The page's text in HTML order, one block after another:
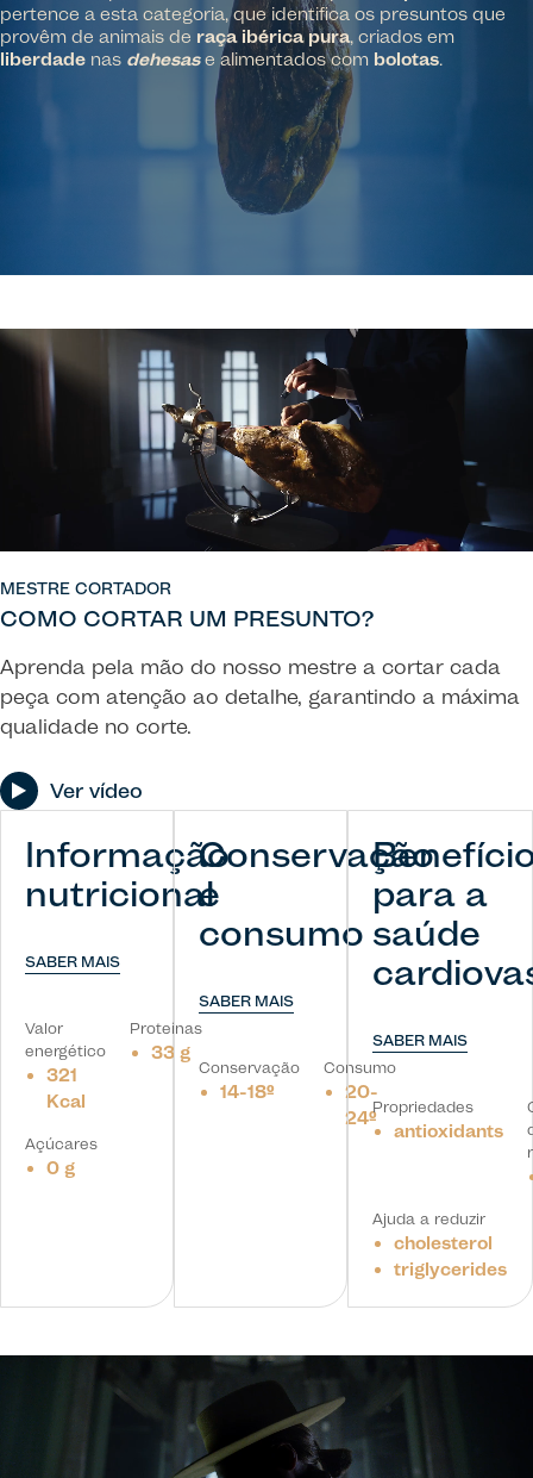
pertence a esta categoria, que identifica os presuntos que
provêm de animais de raça ibérica pura, criados em
liberdade nas dehesase alimentados com bolotas.
MESTRE CORTADOR
COMO CORTAR UM PRESUNTO?
Aprenda pela mão do nosso mestre a cortar cada
peça com atenção ao detalhe, garantindo a máxima
qualidade no corte.
Ver vídeo
Informação
nutricional
SABER MAIS
Valor
energético
321
Kcal
Proteínas
33 g
Açúcares
0 g
Conservação
e
consumo
SABER MAIS
Conservação
14-18º
Consumo
20-
24º
para a
saúde
SABER MAIS
Propriedades
antioxidants
Ajuda a reduzir
cholesterol
triglycerides